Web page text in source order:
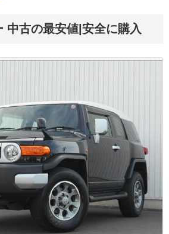
中古の最安値|安全に購入